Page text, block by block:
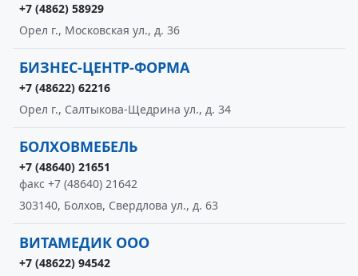
+7 (4862) 58929
Орел г., Московская ул., д. 36
БИЗНЕС-ЦЕНТР-ФОРМА
+7 (48622) 62216
Орел г., Салтыкова-Щедрина ул., д. 34
БОЛХОВМЕБЕЛЬ
+7 (48640) 21651
факс +7 (48640) 21642
303140, Болхов, Свердлова ул., д. 63
ВИТАМЕДИК ООО
+7 (48622) 94542